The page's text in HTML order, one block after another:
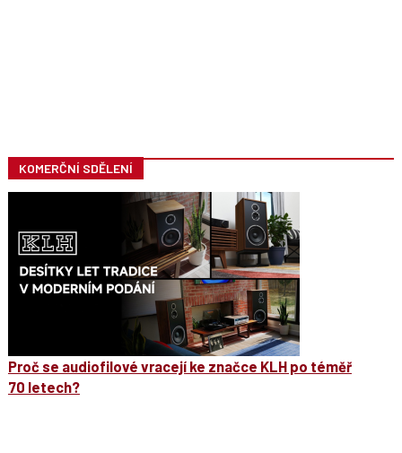
KOMERČNÍ SDĚLENÍ
Proč se audiofilové vracejí ke značce KLH po téměř
70 letech?